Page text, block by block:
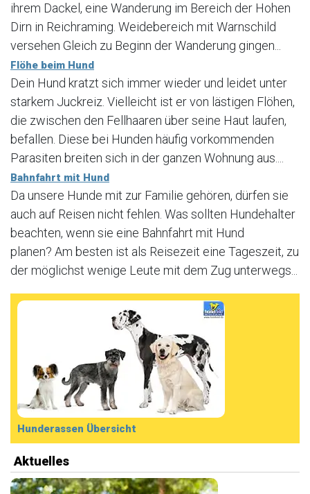
ihrem Dackel, eine Wanderung im Bereich der Hohen
Dirn in Reichraming. Weidebereich mit Warnschild
versehen Gleich zu Beginn der Wanderung gingen...
Flöhe beim Hund
Dein Hund kratzt sich immer wieder und leidet unter
starkem Juckreiz. Vielleicht ist er von lästigen Flöhen,
die zwischen den Fellhaaren über seine Haut laufen,
befallen. Diese bei Hunden häufig vorkommenden
Parasiten breiten sich in der ganzen Wohnung aus....
Bahnfahrt mit Hund
Da unsere Hunde mit zur Familie gehören, dürfen sie
auch auf Reisen nicht fehlen. Was sollten Hundehalter
beachten, wenn sie eine Bahnfahrt mit Hund
planen? Am besten ist als Reisezeit eine Tageszeit, zu
der möglichst wenige Leute mit dem Zug unterwegs...
Hunderassen Übersicht
Aktuelles